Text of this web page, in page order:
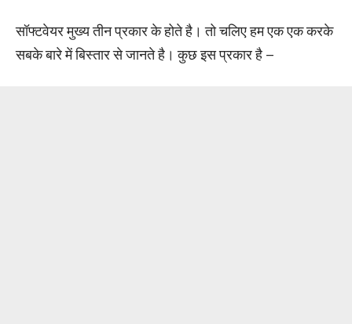
सॉफ्टवेयर मुख्य तीन प्रकार के होते है। तो चलिए हम एक एक करके
सबके बारे में बिस्तार से जानते है। कुछ इस प्रकार है –